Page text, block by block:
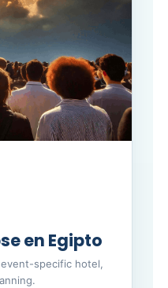
en Egipto
specific hotel,